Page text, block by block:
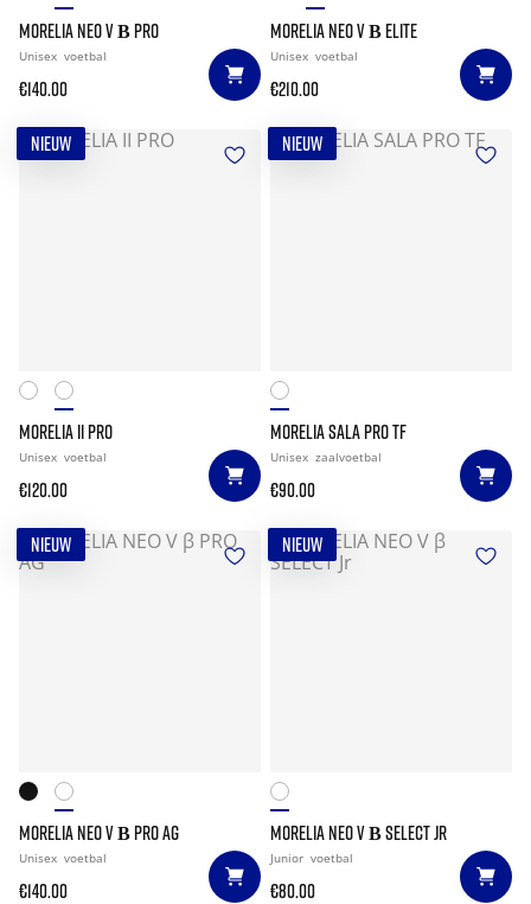
MORELIA NEO V Β PRO
Unisex voetbal
€140.00
MORELIA NEO V Β ELITE
Unisex voetbal
€210.00
NIEUW
MORELIA II PRO
Unisex voetbal
€120.00
NIEUW
MORELIA SALA PRO TF
Unisex zaalvoetbal
€90.00
NIEUW
MORELIA NEO V Β PRO AG
Unisex voetbal
€140.00
NIEUW
MORELIA NEO V Β SELECT JR
Junior voetbal
€80.00